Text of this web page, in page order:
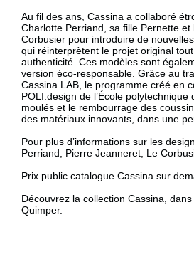
Au fil des ans, Cassina a collaboré
Charlotte Perriand, sa fille Pernette
Corbusier pour introduire de
qui réinterprètent le projet original
authenticité. Ces modèles sont
version éco-responsable. Grâce au
Cassina LAB, le programme créé en
POLI.design de l’École
moulés et le rembourrage des
des matériaux innovants, dans une
Pour plus d’informations sur les
Perriand
Pierre Jeanneret Le
Prix public catalogue Cassina sur
Découvrez la collection Cassina,
Quimper.